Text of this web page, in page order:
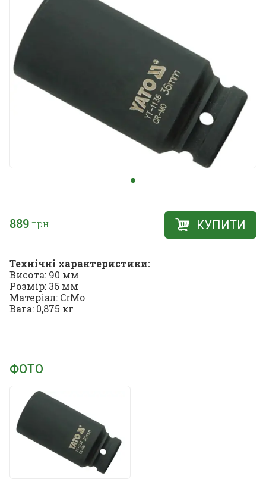
889грн КУПИТИ
Технічні характеристики:
Висота: 90 мм
Розмір: 36 мм
Матеріал: CrMo
Вага: 0,875 кг
ФОТО